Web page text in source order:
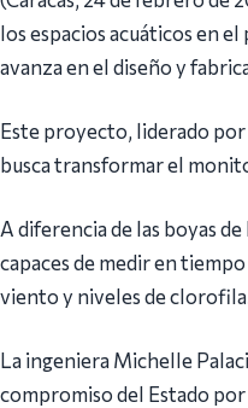
los espacios acuáticos en
avanza en el diseño y
Este proyecto, liderado
busca transformar el
A diferencia de las boyas
capaces de medir en
viento y niveles de
La ingeniera Michelle
compromiso del Estado